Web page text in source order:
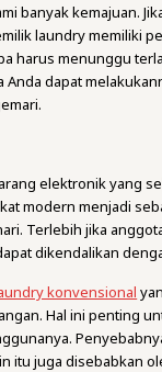
banyak kemajuan.
laundry memiliki
harus menunggu
Anda dapat
elektronik yang
modern menjadi
Terlebih jika
dikendalikan
konvensional
Hal ini penting
itu juga disebabkan